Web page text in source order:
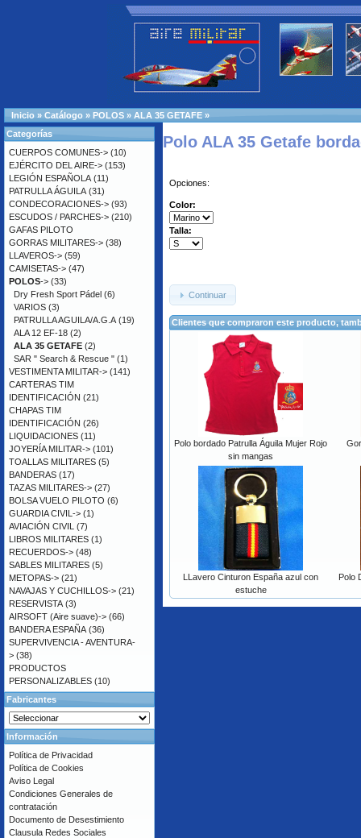
Inicio » Catálogo » POLOS » ALA 35 GETAFE »
Polo ALA 35 Getafe
Opciones:
Color:
Talla:
Continuar
Clientes que compraron este producto,
Polo bordado Patrulla Águila Mujer Rojo
sin mangas
LLavero Cinturon España azul con
estuche
Polo
Categorías
CUERPOS COMUNES-> (10)
EJÉRCITO DEL AIRE-> (153)
LEGIÓN ESPAÑOLA (11)
PATRULLA ÁGUILA (31)
CONDECORACIONES-> (93)
ESCUDOS / PARCHES-> (210)
GAFAS PILOTO
GORRAS MILITARES-> (38)
LLAVEROS-> (59)
CAMISETAS-> (47)
POLOS-> (33)
Dry Fresh Sport Pádel (6)
VARIOS (3)
PATRULLA AGUILA/A.G.A (19)
ALA 12 EF-18 (2)
ALA 35 GETAFE (2)
SAR " Search & Rescue " (1)
VESTIMENTA MILITAR-> (141)
CARTERAS TIM
IDENTIFICACIÓN (21)
CHAPAS TIM
IDENTIFICACIÓN (26)
LIQUIDACIONES (11)
JOYERÍA MILITAR-> (101)
TOALLAS MILITARES (5)
BANDERAS (17)
TAZAS MILITARES-> (27)
BOLSA VUELO PILOTO (6)
GUARDIA CIVIL-> (1)
AVIACIÓN CIVIL (7)
LIBROS MILITARES (1)
RECUERDOS-> (48)
SABLES MILITARES (5)
METOPAS-> (21)
NAVAJAS Y CUCHILLOS-> (21)
RESERVISTA (3)
AIRSOFT (Aire suave)-> (66)
BANDERA ESPAÑA (36)
SUPERVIVENCIA - AVENTURA-
> (38)
PRODUCTOS
PERSONALIZABLES (10)
Fabricantes
Información
Política de Privacidad
Política de Cookies
Aviso Legal
Condiciones Generales de
contratación
Documento de Desestimiento
Clausula Redes Sociales